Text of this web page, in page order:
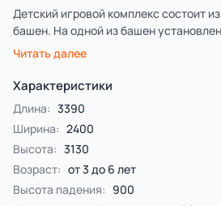
Детский игровой комплекс состоит
башен. На одной из башен
декоративные фанерные флажки,
поверхностью в морской тематике,
художественно оформленной
тематике.
Читать далее
Характеристики
Длина: 3390
Ширина: 2400
Высота: 3130
Возраст: от 3 до 6 лет
Высота падения: 900